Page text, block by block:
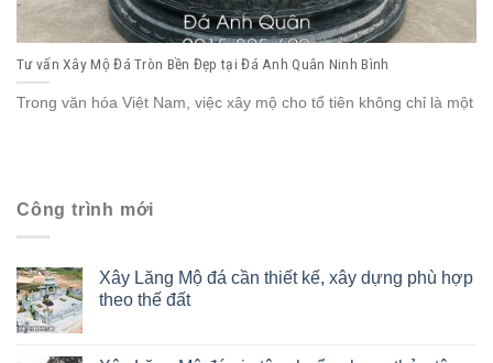
Tư vấn Xây Mộ Đá Tròn Bền Đẹp tại Đá Anh Quân Ninh Bình
Trong văn hóa Việt Nam, việc xây mộ cho tổ tiên không chỉ là một
Công trình mới
Xây Lăng Mộ đá cần thiết kế, xây dựng phù hợp
theo thế đất